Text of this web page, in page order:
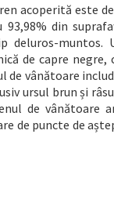
acoperită este de
93,98% din
deluros-
de capre
de vânătoare
ursul brun și
de vânătoare
de puncte de